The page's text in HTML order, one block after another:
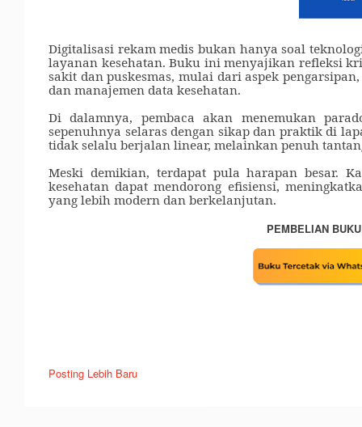
Digitalisasi rekam medis bukan hanya soal
layanan kesehatan. Buku ini menyajikan refleksi
sakit dan puskesmas, mulai dari aspek
dan manajemen data kesehatan.
Di dalamnya, pembaca akan menemukan
sepenuhnya selaras dengan sikap dan praktik di
tidak selalu berjalan linear, melainkan penuh
Meski demikian, terdapat pula harapan besar.
kesehatan dapat mendorong efisiensi,
yang lebih modern dan berkelanjutan.
PEMBELIAN
Posting Lebih Baru